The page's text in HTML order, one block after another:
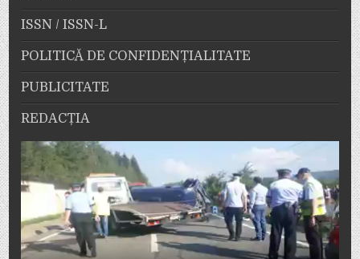
ISSN / ISSN-L
POLITICĂ DE CONFIDENȚIALITATE
PUBLICITATE
REDACȚIA